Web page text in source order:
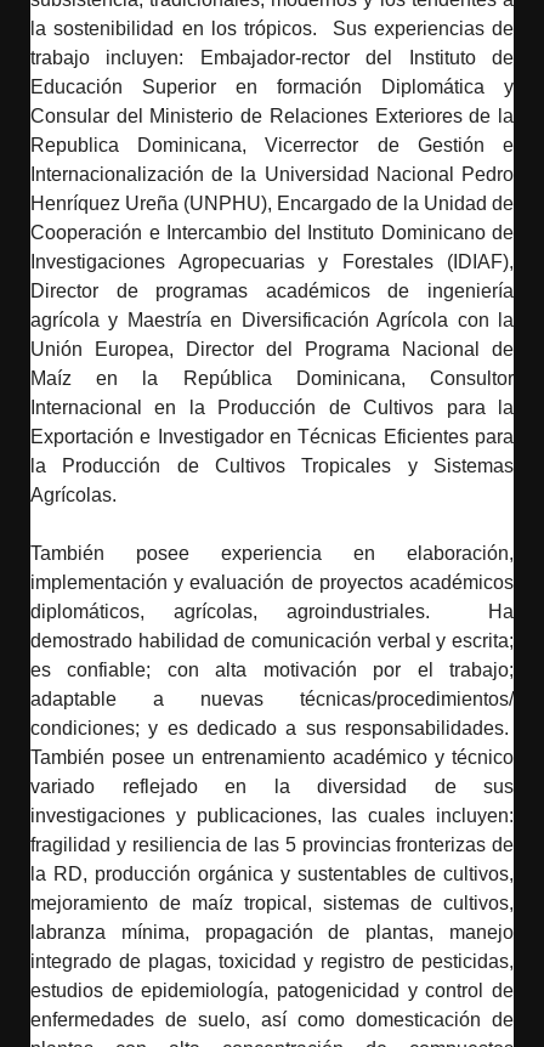
la sostenibilidad en los trópicos. Sus experiencias de
trabajo incluyen: Embajador-rector del Instituto de
Educación Superior en formación Diplomática y
Consular del Ministerio de Relaciones Exteriores de la
Republica Dominicana, Vicerrector de Gestión e
Internacionalización de la Universidad Nacional Pedro
Henríquez Ureña (UNPHU), Encargado de la Unidad de
Cooperación e Intercambio del Instituto Dominicano de
Investigaciones Agropecuarias y Forestales (IDIAF),
Director de programas académicos de ingeniería
agrícola y Maestría en Diversificación Agrícola con la
Unión Europea, Director del Programa Nacional de
Maíz en la República Dominicana, Consultor
Internacional en la Producción de Cultivos para la
Exportación e Investigador en Técnicas Eficientes para
la Producción de Cultivos Tropicales y Sistemas
Agrícolas.
También posee experiencia en elaboración,
implementación y evaluación de proyectos académicos
diplomáticos, agrícolas, agroindustriales. Ha
demostrado habilidad de comunicación verbal y escrita;
es confiable; con alta motivación por el trabajo;
adaptable a nuevas técnicas/procedimientos/
condiciones; y es dedicado a sus responsabilidades.
También posee un entrenamiento académico y técnico
variado reflejado en la diversidad de sus
investigaciones y publicaciones, las cuales incluyen:
fragilidad y resiliencia de las 5 provincias fronterizas de
la RD, producción orgánica y sustentables de cultivos,
mejoramiento de maíz tropical, sistemas de cultivos,
labranza mínima, propagación de plantas, manejo
integrado de plagas, toxicidad y registro de pesticidas,
estudios de epidemiología, patogenicidad y control de
enfermedades de suelo, así como domesticación de